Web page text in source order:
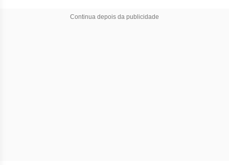
Continua depois da publicidade